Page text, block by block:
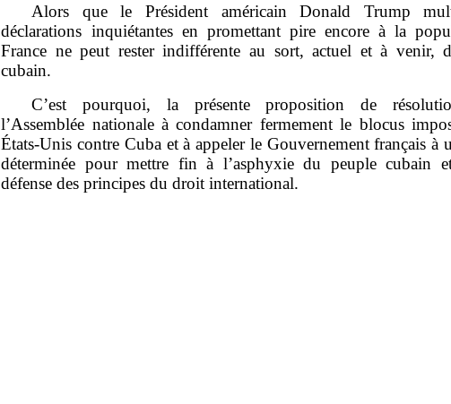
Alors que le Président américain Donald Trump
déclarations inquiétantes en promettant pire encore à la
France ne peut rester indifférente au sort, actuel et à venir,
cubain.
C’est pourquoi, la présente proposition de
l’Assemblée nationale à condamner fermement le blocus
États‑Unis contre Cuba et à appeler le Gouvernement français à
déterminée pour mettre fin à l’asphyxie du peuple cubain
défense des principes du droit international.